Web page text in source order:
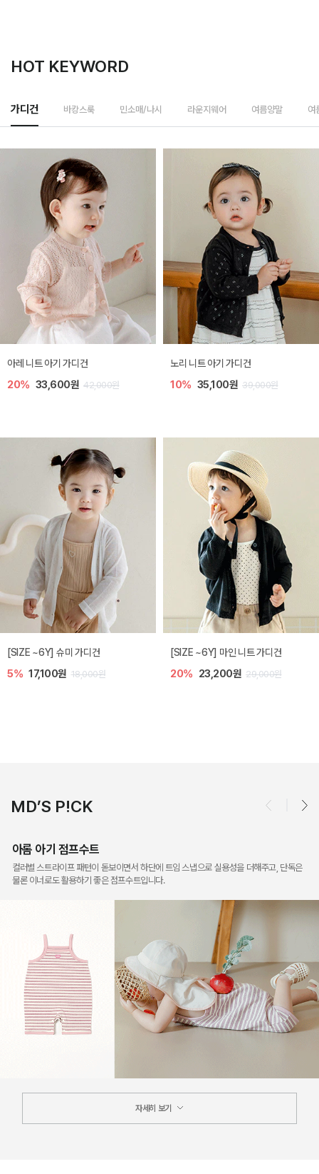
HOT KEYWORD
가디건 바캉스룩 민소매/나시 라운지웨어 여름양말 여
[SIZE ~6Y] 로메이 라운지 셋업
30% 18,200원 26,000원
밀라 아기 원피스
30% 23,800원 34,000원
밀라 아기 점프수트
10% 30,600원
밀라 아기 셋업
40% 26,400원 44,000원
MD’S P!CK
아롬 아기 점프수트
컬러별 스트라이프 패턴이 돋보이면서 하단에 트임 스냅으로 실용성을 더해주고, 단독은
물론 이너로도 활용하기 좋은 점프수트입니다.
자세히 보기